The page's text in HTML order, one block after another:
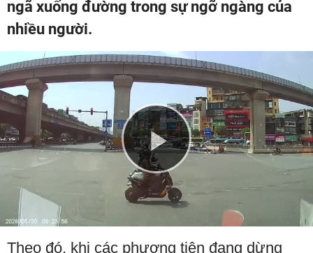
ngã xuống đường trong sự ngỡ ngàng của
nhiều người.
Play
Video
Theo đó, khi các phương tiện đang dừng